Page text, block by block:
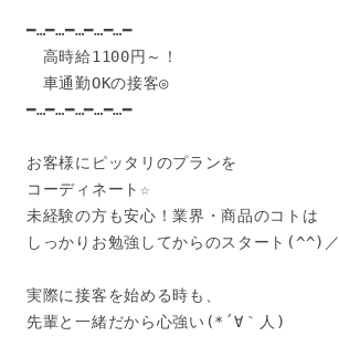
━…━…━…━…━…━
高時給1100円～！
車通勤OKの接客◎
━…━…━…━…━…━
お客様にピッタリのプランを
コーディネート☆
未経験の方も安心！業界・商品のコトは
しっかりお勉強してからのスタート(^^)／
実際に接客を始める時も、
先輩と一緒だから心強い(*´∀｀人)